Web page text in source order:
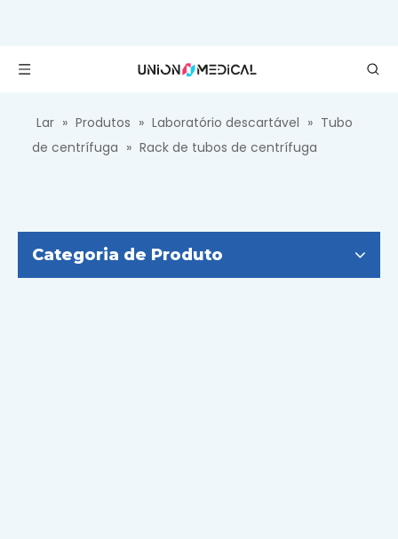
Lar » Produtos » Laboratório descartável » Tubo
de centrífuga » Rack de tubos de centrífuga
Categoria de Produto